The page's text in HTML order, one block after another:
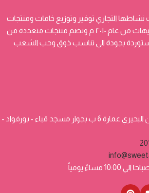
التجاري توفير وتوزيع خامات ومنتجات
شركات الحلواني والكافيهات من عام ٢٠١٠ م وتضم منتجات متعددة من
بجودة الي تناسب ذوق وحب الشعب
عنوان المحل : مساكن البحيري عمارة 6 ب بجوار مسجد قباء - بورفواد -